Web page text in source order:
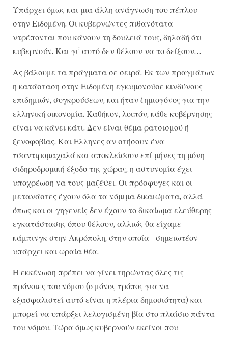
Υπάρχει όμως και μια άλλη ανάγνωση του πέπλου
στην Ειδομένη. Οι κυβερνώντες πιθανότατα
ντρέπονται που κάνουν τη δουλειά τους, δηλαδή ότι
κυβερνούν. Και γι’ αυτό δεν θέλουν να το δείξουν…
Ας βάλουμε τα πράγματα σε σειρά. Εκ των πραγμάτων
η κατάσταση στην Ειδομένη εγκυμονούσε κινδύνους
επιδημιών, συγκρούσεων, και ήταν ζημιογόνος για την
ελληνική οικονομία. Καθήκον, λοιπόν, κάθε κυβέρνησης
είναι να κάνει κάτι. Δεν είναι θέμα ρατσισμού ή
ξενοφοβίας. Και Ελληνες αν στήσουν ένα
τσαντιρομαχαλά και αποκλείσουν επί μήνες τη μόνη
σιδηροδρομική έξοδο της χώρας, η αστυνομία έχει
υποχρέωση να τους μαζέψει. Οι πρόσφυγες και οι
μετανάστες έχουν όλα τα νόμιμα δικαιώματα, αλλά
όπως και οι γηγενείς δεν έχουν το δικαίωμα ελεύθερης
εγκατάστασης όπου θέλουν, αλλιώς θα είχαμε
κάμπινγκ στην Ακρόπολη, στην οποία –σημειωτέον–
υπάρχει και ωραία θέα.
Η εκκένωση πρέπει να γίνει τηρώντας όλες τις
πρόνοιες του νόμου (ο μόνος τρόπος για να
εξασφαλιστεί αυτό είναι η πλέρια δημοσιότητα) και
μπορεί να υπάρξει λελογισμένη βία στο πλαίσιο πάντα
του νόμου. Τώρα όμως κυβερνούν εκείνοι που